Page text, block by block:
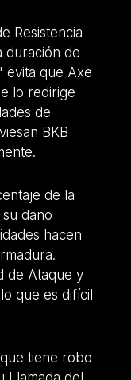
Resistencia
duración de
evita que Axe
lo redirige
de
BKB
de la
daño
hacen
de Ataque y
que es difícil
tiene robo